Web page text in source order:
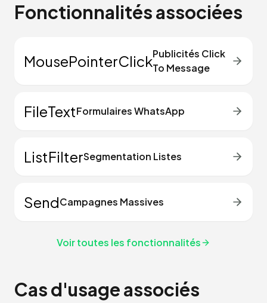
Fonctionnalités associées
MousePointerClickPublicités Click
To Message
FileTextFormulaires WhatsApp
ListFilterSegmentation Listes
SendCampagnes Massives
Voir toutes les fonctionnalités
Cas d'usage associés